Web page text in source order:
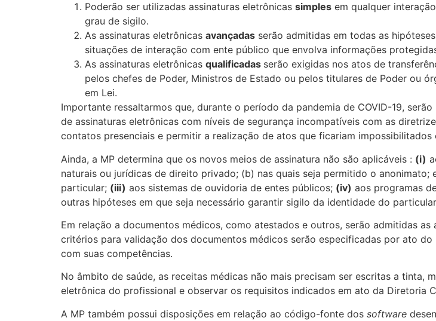
Poderão ser utilizadas assinaturas eletrônicas simples em qualquer
grau de sigilo.
As assinaturas eletrônicas avançadas serão admitidas em todas as
situações de interação com ente público que envolva informações
As assinaturas eletrônicas qualificadas serão exigidas nos atos de
pelos chefes de Poder, Ministros de Estado ou pelos titulares de Poder ou
em Lei.
Importante ressaltarmos que, durante o período da pandemia de COVID-19,
de assinaturas eletrônicas com níveis de segurança incompatíveis com as
contatos presenciais e permitir a realização de atos que ficariam
Ainda, a MP determina que os novos meios de assinatura não são aplicáveis : (i)
naturais ou jurídicas de direito privado; (b) nas quais seja permitido o anonimato;
particular; (iii) aos sistemas de ouvidoria de entes públicos; (iv) aos programas
outras hipóteses em que seja necessário garantir sigilo da identidade do
Em relação a documentos médicos, como atestados e outros, serão admitidas as
critérios para validação dos documentos médicos serão especificadas por ato
com suas competências.
No âmbito de saúde, as receitas médicas não mais precisam ser escritas a tinta,
eletrônica do profissional e observar os requisitos indicados em ato da Diretoria
A MP também possui disposições em relação ao código-fonte dos software